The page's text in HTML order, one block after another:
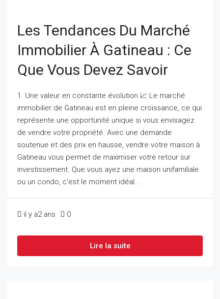
Les Tendances Du Marché
Immobilier À Gatineau : Ce
Que Vous Devez Savoir
1. Une valeur en constante évolution 📈 Le marché
immobilier de Gatineau est en pleine croissance, ce qui
représente une opportunité unique si vous envisagez
de vendre votre propriété. Avec une demande
soutenue et des prix en hausse, vendre votre maison à
Gatineau vous permet de maximiser votre retour sur
investissement. Que vous ayez une maison unifamiliale
ou un condo, c'est le moment idéal...
il y a2 ans 0
Lire la suite